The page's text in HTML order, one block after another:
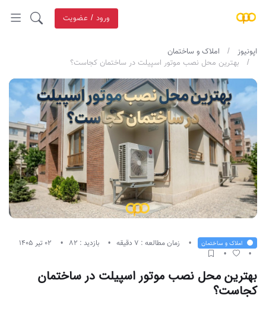
ورود / عضویت
اپونیوز
املاک و ساختمان
بهترین محل نصب موتور اسپیلت در ساختمان کجاست؟
املاک و ساختمان زمان مطالعه : 7 دقیقه بازدید : 82
بهترین محل نصب موتور اسپیلت در ساختمان
کجاست؟